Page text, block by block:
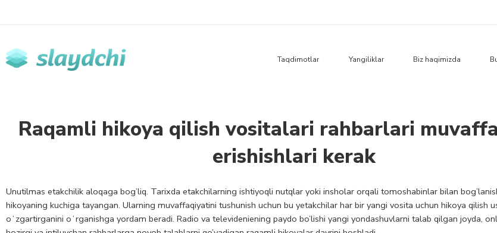
Taqdimotlar Yangiliklar Biz haqimizda
Raqamli hikoya qilish vositalari rahbarlari
erishishlari kerak
Unutilmas etakchilik aloqaga bog’liq. Tarixda etakchilarning ishtiyoqli nutqlar yoki insholar orqali tomoshabinlar bilan
hikoyaning kuchiga tayangan. Ularning muvaffaqiyatini tushunish uchun bu yetakchilar har bir yangi vosita uchun hikoya qilish
oʻzgartirganini oʻrganishga yordam beradi. Radio va televideniening paydo bo’lishi yangi yondashuvlarni talab qilgan joyda,